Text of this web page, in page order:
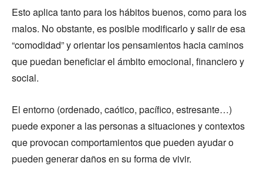
Esto aplica tanto para los hábitos buenos, como para los
malos. No obstante, es posible modificarlo y salir de esa
“comodidad” y orientar los pensamientos hacia caminos
que puedan beneficiar el ámbito emocional, financiero y
social.
El entorno (ordenado, caótico, pacífico, estresante…)
puede exponer a las personas a situaciones y contextos
que provocan comportamientos que pueden ayudar o
pueden generar daños en su forma de vivir.